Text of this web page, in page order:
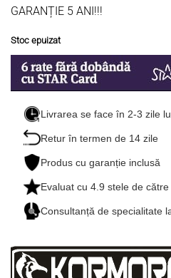
GARANȚIE 5 ANI!!!
Stoc epuizat
Livrarea se face în 2-3 zile
Retur în termen de 14 zile
Produs cu garanție inclusă
Evaluat cu4.9 stele de către
Consultanță de specialitate